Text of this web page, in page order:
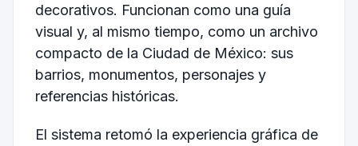
decorativos. Funcionan como una guía
visual y, al mismo tiempo, como un archivo
compacto de la Ciudad de México: sus
barrios, monumentos, personajes y
referencias históricas.
El sistema retomó la experiencia gráfica de